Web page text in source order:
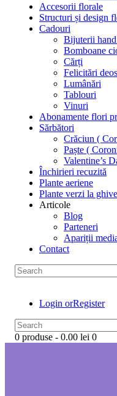
Accesorii florale
Structuri și design
Cadouri
Bijuterii
Bomboane
Cărți
Felicitări
Lumânări
Tablouri
Vinuri
Abonamente flori
Sărbători
Crăciun (
Paște (
Valentine’s
Închirieri recuzită
Plante aeriene
Plante verzi la
Articole
Blog
Parteneri
Apariții
Contact
Login orRegister
0 produse - 0.00 lei 0